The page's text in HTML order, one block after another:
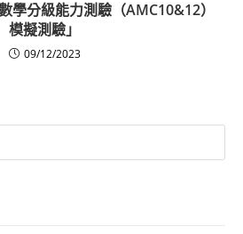
學分級能力測驗（AMC10&12）
模擬測驗」
09/12/2023